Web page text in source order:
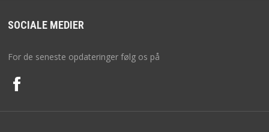
SOCIALE MEDIER
For de seneste opdateringer følg os på